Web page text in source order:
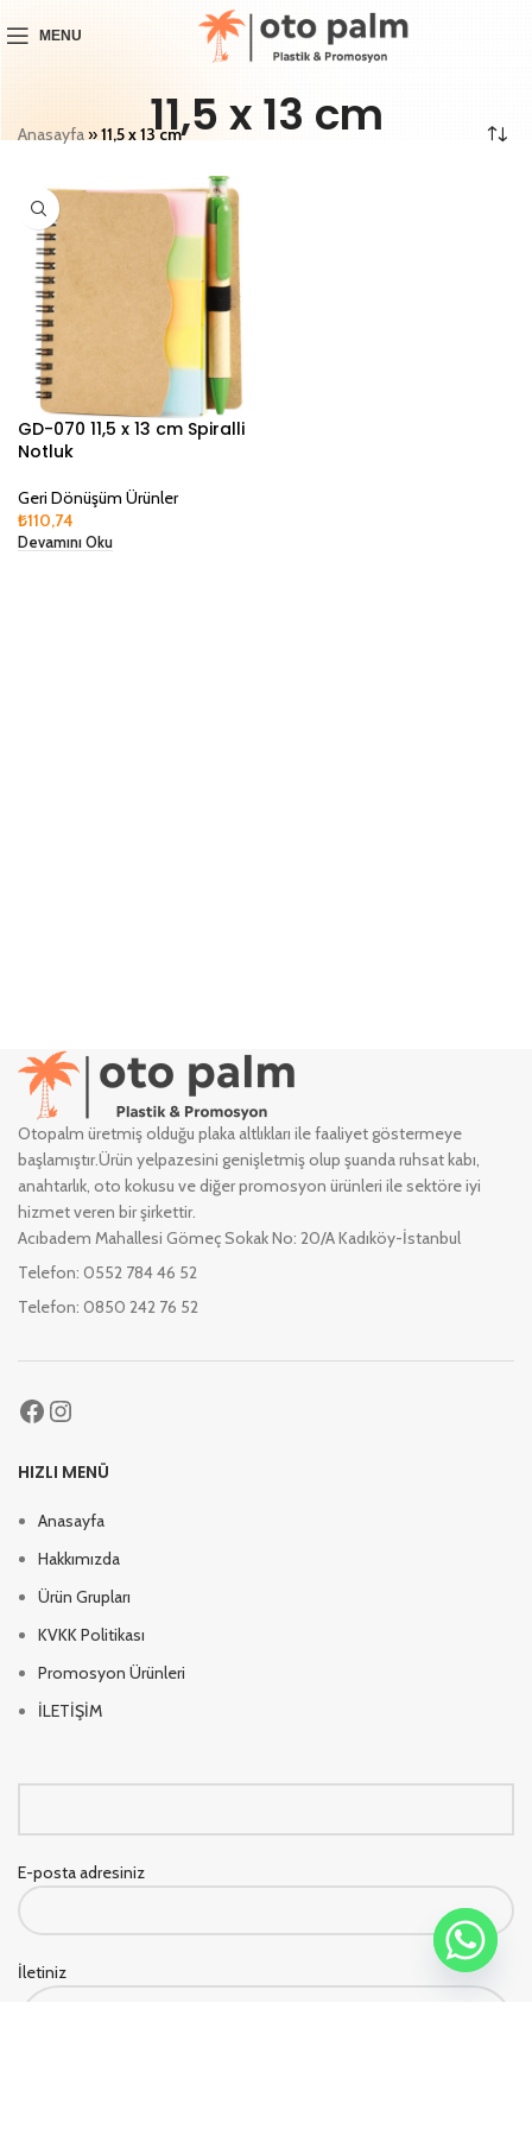
MENU
11,5 x 13 cm
Anasayfa»11,5 x 13 cm
GD-070 11,5 x 13 cm Spiralli
Notluk
Geri Dönüşüm Ürünler
₺110,74
Devamını Oku
Otopalm üretmiş olduğu plaka altlıkları ile faaliyet göstermeye
başlamıştır.Ürün yelpazesini genişletmiş olup şuanda ruhsat kabı,
anahtarlık, oto kokusu ve diğer promosyon ürünleri ile sektöre iyi
hizmet veren bir şirkettir.
Acıbadem Mahallesi Gömeç Sokak No: 20/A Kadıköy-İstanbul
Telefon: 0552 784 46 52
Telefon: 0850 242 76 52
HIZLI MENÜ
Anasayfa
Hakkımızda
Ürün Grupları
KVKK Politikası
Promosyon Ürünleri
İLETİŞİM
E-posta adresiniz
İletiniz